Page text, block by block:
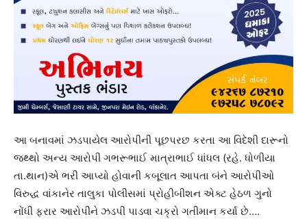
આ બનાવમાં ઝડપાયેલ આરોપીની પૂછપરછ કરતા આ વિદેશી દારૂનો
જથ્થો અન્ય આરોપી ગભરૂભાઈ માત્રાભાઈ ધાંધલ (રહે. ધોળીયા
તા.થાન)એ ભરી આપ્યો હોવાની કબૂલાત આપતા બંને આરોપીઓ
વિરુદ્ધ વાંકાનેર તાલુકા પોલીસમાં પ્રોહીબીશન એક્ટ હેઠળ ગુનો
નોંધી ફરાર આરોપીને ઝડપી પાડવા ચક્રો ગતીમાન કર્યા છે….